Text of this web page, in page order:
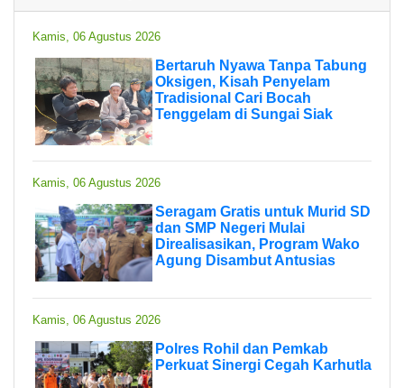
Kamis, 06 Agustus 2026
Bertaruh Nyawa Tanpa Tabung
Oksigen, Kisah Penyelam
Tradisional Cari Bocah
Tenggelam di Sungai Siak
Kamis, 06 Agustus 2026
Seragam Gratis untuk Murid SD
dan SMP Negeri Mulai
Direalisasikan, Program Wako
Agung Disambut Antusias
Kamis, 06 Agustus 2026
Polres Rohil dan Pemkab
Perkuat Sinergi Cegah Karhutla